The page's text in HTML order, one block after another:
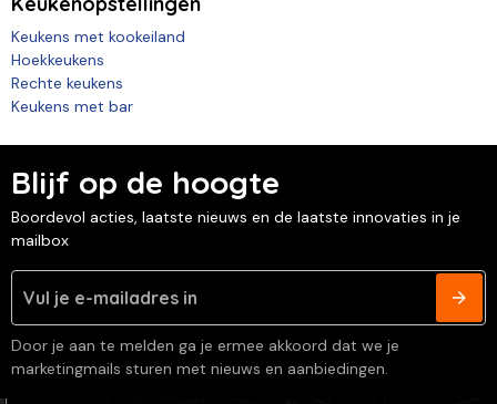
Keukens met kookeiland
Hoekkeukens
Rechte keukens
Keukens met bar
Blijf op de hoogte
Boordevol acties, laatste nieuws en de laatste innovaties in je
mailbox
Door je aan te melden ga je ermee akkoord dat we je
marketingmails sturen met nieuws en aanbiedingen.